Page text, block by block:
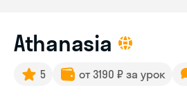
Athanasia
5 от 3190 ₽ за урок